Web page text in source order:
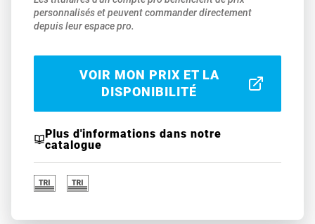
personnalisés et peuvent commander directement
depuis leur espace pro.
VOIR MON PRIX ET LA
DISPONIBILITÉ
Plus d'informations dans notre
catalogue